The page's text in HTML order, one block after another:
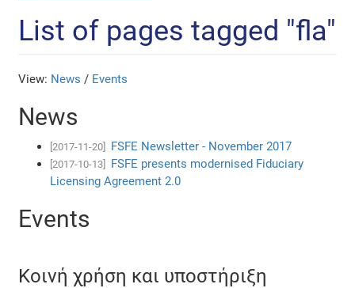
List of pages tagged "fla"
View: News / Events
News
[2017-11-20] FSFE Newsletter - November 2017
[2017-10-13]
FSFE presents modernised Fiduciary
Licensing Agreement 2.0
Events
Κοινή χρήση και υποστήριξη